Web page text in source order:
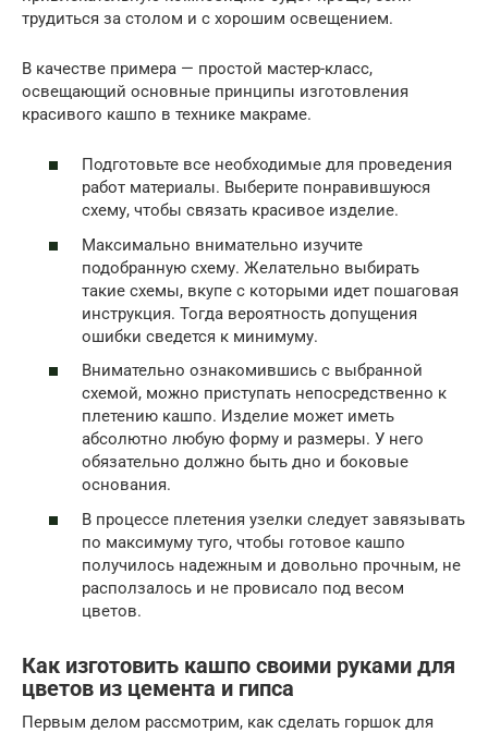
трудиться за столом и с хорошим освещением.
В качестве примера — простой мастер-класс,
освещающий основные принципы изготовления
красивого кашпо в технике макраме.
Подготовьте все необходимые для проведения
работ материалы. Выберите понравившуюся
схему, чтобы связать красивое изделие.
Максимально внимательно изучите
подобранную схему. Желательно выбирать
такие схемы, вкупе с которыми идет пошаговая
инструкция. Тогда вероятность допущения
ошибки сведется к минимуму.
Внимательно ознакомившись с выбранной
схемой, можно приступать непосредственно к
плетению кашпо. Изделие может иметь
абсолютно любую форму и размеры. У него
обязательно должно быть дно и боковые
основания.
В процессе плетения узелки следует завязывать
по максимуму туго, чтобы готовое кашпо
получилось надежным и довольно прочным, не
расползалось и не провисало под весом
цветов.
Как изготовить кашпо своими руками для
цветов из цемента и гипса
Первым делом рассмотрим, как сделать горшок для